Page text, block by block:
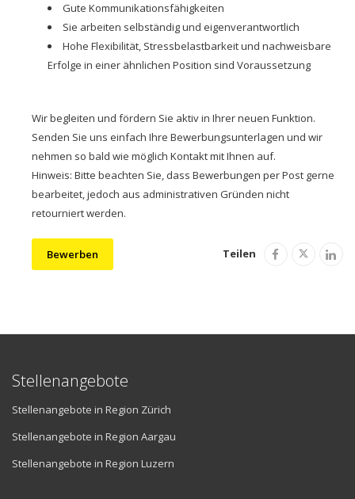
Gute Kommunikationsfähigkeiten
Sie arbeiten selbständig und eigenverantwortlich
Hohe Flexibilität, Stressbelastbarkeit und nachweisbare
Erfolge in einer ähnlichen Position sind Voraussetzung
Wir begleiten und fördern Sie aktiv in Ihrer neuen Funktion.
Senden Sie uns einfach Ihre Bewerbungsunterlagen und wir
nehmen so bald wie möglich Kontakt mit Ihnen auf.
Hinweis: Bitte beachten Sie, dass Bewerbungen per Post gerne
bearbeitet, jedoch aus administrativen Gründen nicht
retourniert werden.
Bewerben Teilen
Stellenangebote
Stellenangebote in Region Zürich
Stellenangebote in Region Aargau
Stellenangebote in Region Luzern